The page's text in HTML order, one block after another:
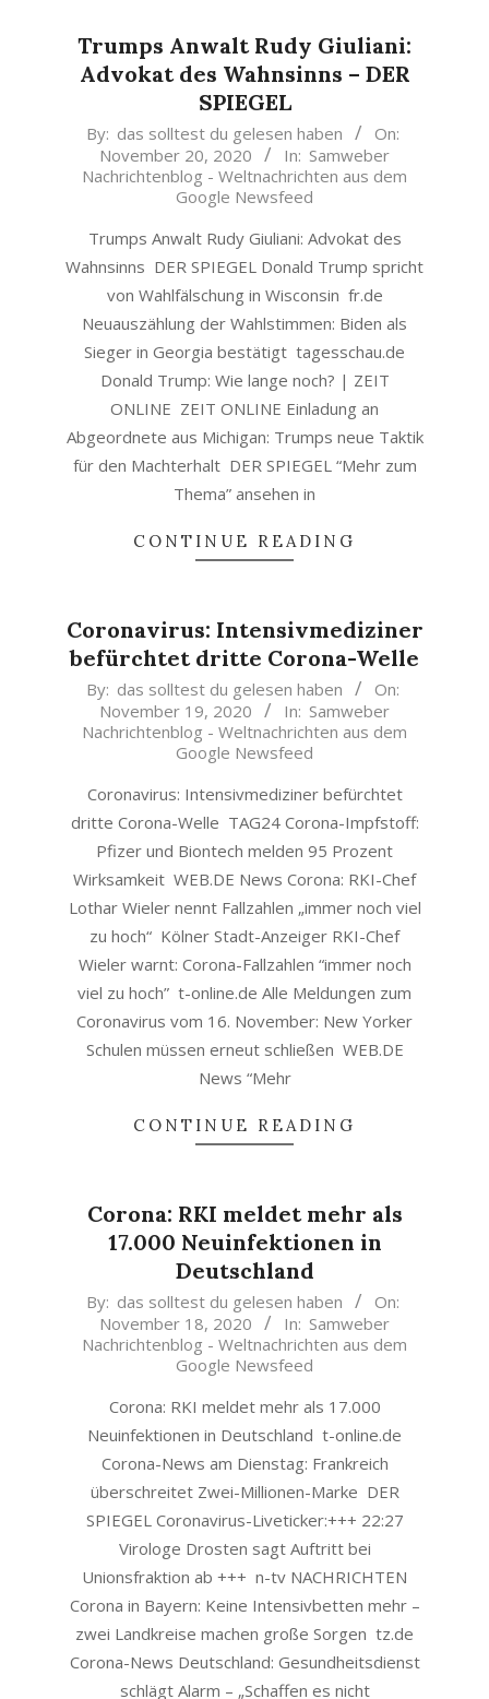
Trumps Anwalt Rudy Giuliani:
Advokat des Wahnsinns – DER
SPIEGEL
2020-
20
By: das solltest du gelesen haben
On:
November 20, 2020
In: Samweber
Nachrichtenblog - Weltnachrichten aus dem
Google Newsfeed
Trumps Anwalt Rudy Giuliani: Advokat des
Wahnsinns DER SPIEGEL Donald Trump spricht
von Wahlfälschung in Wisconsin fr.de
Neuauszählung der Wahlstimmen: Biden als
Sieger in Georgia bestätigt tagesschau.de
Donald Trump: Wie lange noch? | ZEIT
ONLINE ZEIT ONLINE Einladung an
Abgeordnete aus Michigan: Trumps neue Taktik
für den Machterhalt DER SPIEGEL “Mehr zum
Thema” ansehen in
CONTINUE READING
Coronavirus: Intensivmediziner
befürchtet dritte Corona-Welle
2020-
19
By: das solltest du gelesen haben
On:
November 19, 2020
In: Samweber
Nachrichtenblog - Weltnachrichten aus dem
Google Newsfeed
Coronavirus: Intensivmediziner befürchtet
dritte Corona-Welle TAG24 Corona-Impfstoff:
Pfizer und Biontech melden 95 Prozent
Wirksamkeit WEB.DE News Corona: RKI-Chef
Lothar Wieler nennt Fallzahlen „immer noch viel
zu hoch“ Kölner Stadt-Anzeiger RKI-Chef
Wieler warnt: Corona-Fallzahlen “immer noch
viel zu hoch” t-online.de Alle Meldungen zum
Coronavirus vom 16. November: New Yorker
Schulen müssen erneut schließen WEB.DE
News “Mehr
CONTINUE READING
Corona: RKI meldet mehr als
17.000 Neuinfektionen in
Deutschland
2020-
18
By: das solltest du gelesen haben
On:
November 18, 2020
In: Samweber
Nachrichtenblog - Weltnachrichten aus dem
Google Newsfeed
Corona: RKI meldet mehr als 17.000
Neuinfektionen in Deutschland t-online.de
Corona-News am Dienstag: Frankreich
überschreitet Zwei-Millionen-Marke DER
SPIEGEL Coronavirus-Liveticker:+++ 22:27
Virologe Drosten sagt Auftritt bei
Unionsfraktion ab +++ n-tv NACHRICHTEN
Corona in Bayern: Keine Intensivbetten mehr –
zwei Landkreise machen große Sorgen tz.de
Corona-News Deutschland: Gesundheitsdienst
schlägt Alarm – „Schaffen es nicht